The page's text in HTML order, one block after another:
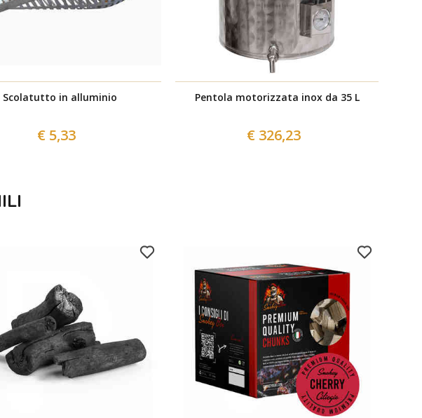
Scolatutto in alluminio
€ 5,33
Pentola motorizzata inox da 35 L
€ 326,23